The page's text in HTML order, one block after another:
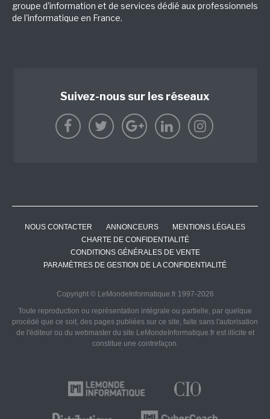
groupe d'information et de services dédié aux professionnels
de l'informatique en France.
Suivez-nous sur les réseaux
NOUS CONTACTER ANNONCEURS
MENTIONS LÉGALES
CHARTE DE CONFIDENTIALITÉ
CONDITIONS GÉNÉRALES DE VENTE
PARAMÈTRES DE GESTION DE LA CONFIDENTIALITÉ
Copyright © LeMondeInformatique.fr 1997-2026
Toute reproduction ou représentation intégrale ou partielle, par quelque
procédé que ce soit, des pages publiées sur ce site, faite sans l'autorisation
de l'éditeur ou du webmaster du site LeMondeInformatique.fr est illicite et
constitue une contrefaçon.